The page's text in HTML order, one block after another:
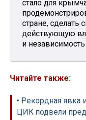
стало для
стране, сделать
действующую
и
Читайте также:
• Рекордная явка
ЦИК подвели